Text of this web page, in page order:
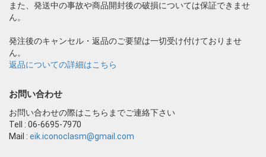
また、発送中の事故や商品開封後の破損については保証できませ
ん。
発注後のキャンセル・返品のご要望は一切受け付けておりませ
ん。
返品についての詳細はこちら
お問い合わせ
お問い合わせの際はこちらまでご連絡下さい
Tell : 06-6695-7970
Mail : eik.iconoclasm@gmail.com